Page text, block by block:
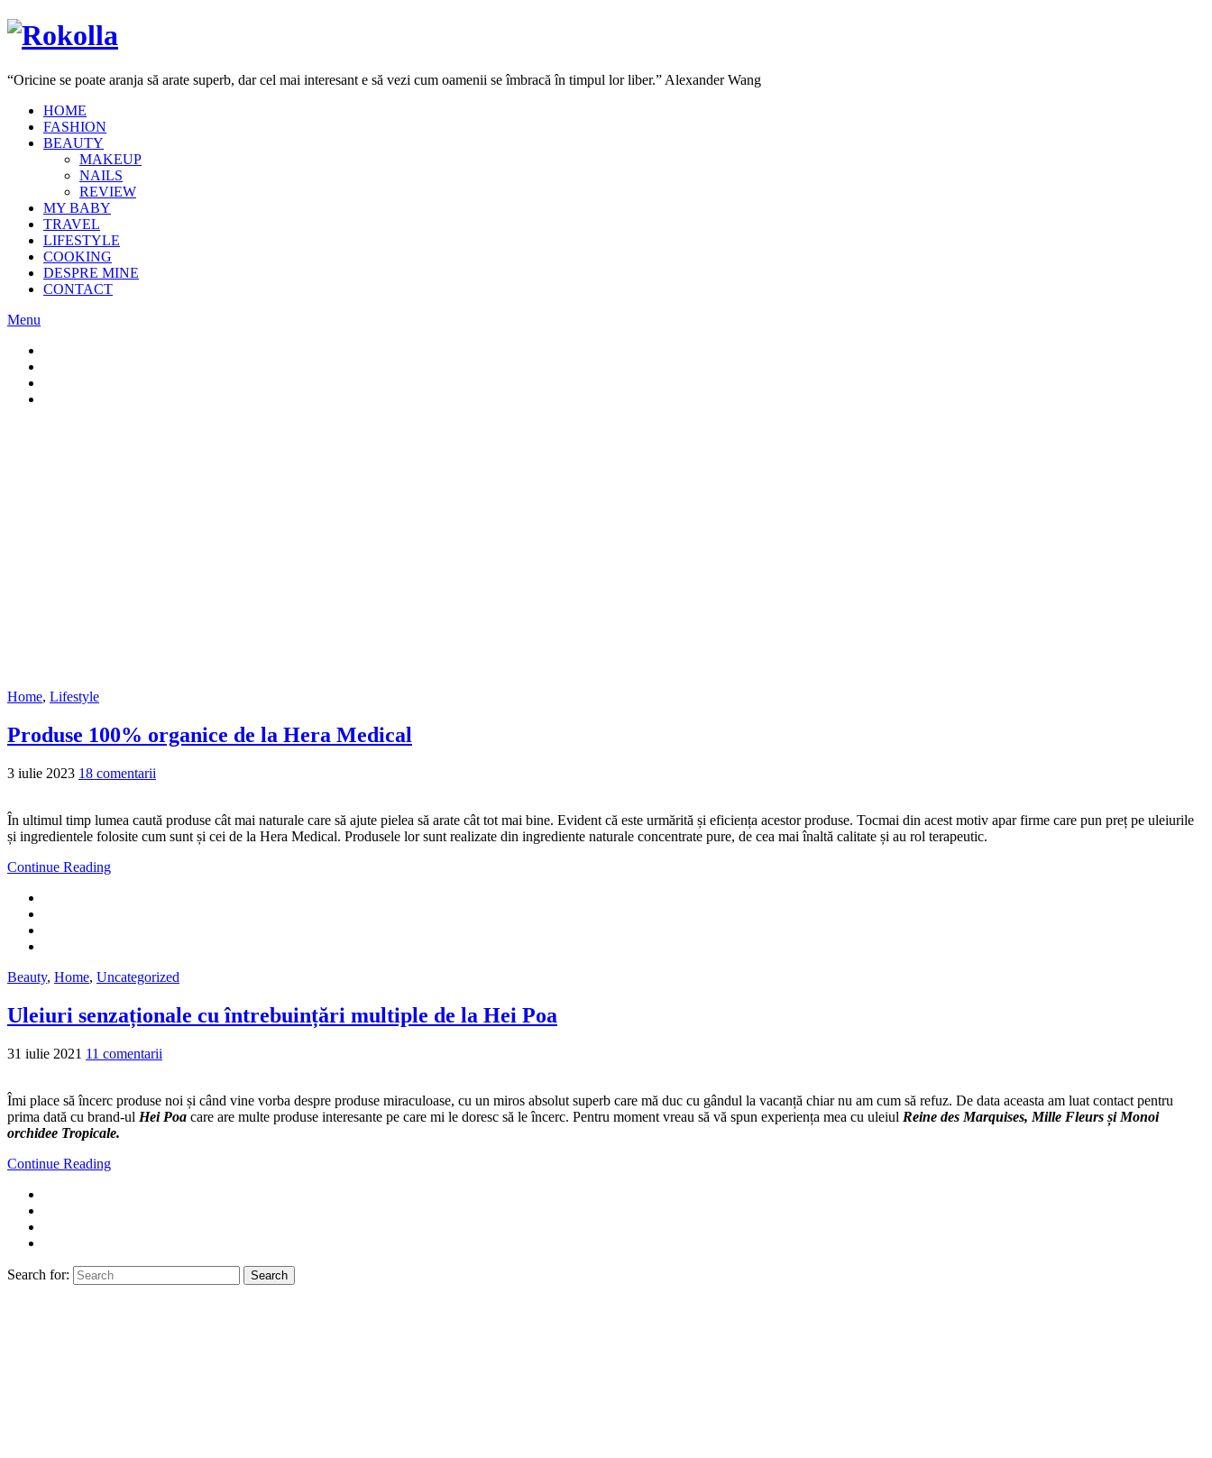
“Oricine se poate aranja să arate superb, dar cel mai interesant e să vezi cum oamenii se îmbracă în timpul lor liber.” Alexander Wang
HOME
FASHION
BEAUTY
MAKEUP
NAILS
REVIEW
MY BABY
TRAVEL
LIFESTYLE
COOKING
DESPRE MINE
CONTACT
Menu
Home, Lifestyle
Produse 100% organice de la Hera Medical
3 iulie 2023 18 comentarii
În ultimul timp lumea caută produse cât mai naturale care să ajute pielea să arate cât tot mai bine. Evident că este urmărită și eficiența acestor produse. Tocmai din acest motiv apar firme care pun preț pe uleiurile
și ingredientele folosite cum sunt și cei de la Hera Medical. Produsele lor sunt realizate din ingrediente naturale concentrate pure, de cea mai înaltă calitate și au rol terapeutic.
Continue Reading
Beauty, Home, Uncategorized
Uleiuri senzaționale cu întrebuințări multiple de la Hei Poa
31 iulie 2021 11 comentarii
Îmi place să încerc produse noi și când vine vorba despre produse miraculoase, cu un miros absolut superb care mă duc cu gândul la vacanță chiar nu am cum să refuz. De data aceasta am luat contact pentru
prima dată cu brand-ul Hei Poa care are multe produse interesante pe care mi le doresc să le încerc. Pentru moment vreau să vă spun experiența mea cu uleiul Reine des Marquises, Mille Fleurs și Monoi
orchidee Tropicale.
Continue Reading
Search for: Search